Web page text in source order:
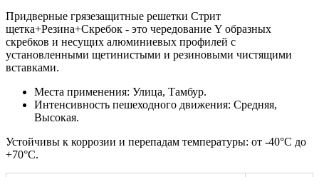
Придверные грязезащитные решетки Стрит
щетка+Резина+Скребок - это чередование Y образных
скребков и несущих алюминиевых профилей с
установленными щетинистыми и резиновыми чистящими
вставками.
Места применения: Улица, Тамбур.
Интенсивность пешеходного движения: Средняя,
Высокая.
Устойчивы к коррозии и перепадам температуры: от -40°С до
+70°С.